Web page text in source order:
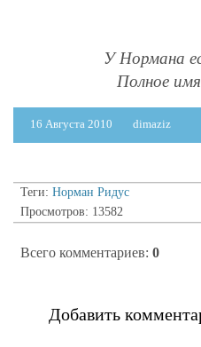
У Нормана
Полное
16 Августа 2010 dimaziz
Теги: Норман Ридус
Просмотров: 13582
Всего комментариев: 0
Добавить